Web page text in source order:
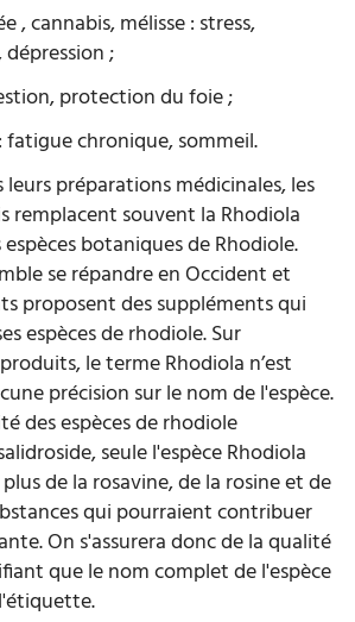
, cannabis, mélisse : stress,
;
protection du foie ;
fatigue chronique, sommeil.
leurs préparations médicinales, les
remplacent souvent la Rhodiola
botaniques de Rhodiole.
se répandre en Occident et
proposent des suppléments qui
espèces de rhodiole. Sur
le terme Rhodiola n’est
précision sur le nom de l'espèce.
des espèces de rhodiole
seule l'espèce Rhodiola
de la rosavine, de la rosine et de
qui pourraient contribuer
On s'assurera donc de la qualité
que le nom complet de l'espèce